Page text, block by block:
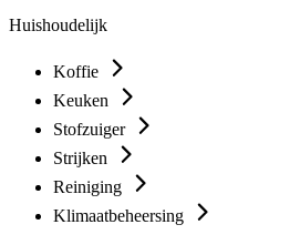
Huishoudelijk
Koffie
Keuken
Stofzuiger
Strijken
Reiniging
Klimaatbeheersing